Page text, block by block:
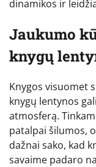
dinamikos ir
Jaukumo
knygų
Knygos visuomet
knygų lentynos
atmosferą.
patalpai šilumos,
dažnai sako, kad
savaime padaro